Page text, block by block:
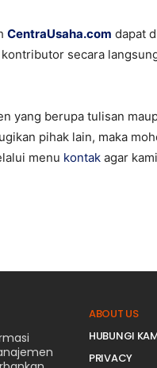
CentraUsaha.com dapat
secara
yang berupa tulisan
pihak lain, maka
menu kontak agar
ABOUT US
HUBUNGI
PRIVACY